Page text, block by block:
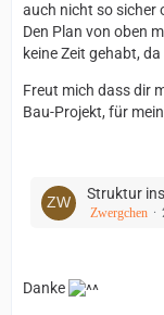
auch nicht so sicher
Den Plan von oben
keine Zeit gehabt,
Freut mich dass dir
Bau-Projekt, für
Struktur
Zwergchen
Danke